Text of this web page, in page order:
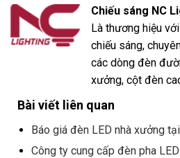
Chiếu sáng NC
Là thương hiệu
chiếu sáng,
các dòng đèn
xưởng, cột đèn
Bài viết liên quan
Báo giá đèn LED nhà xưởng
Công ty cung cấp đèn pha